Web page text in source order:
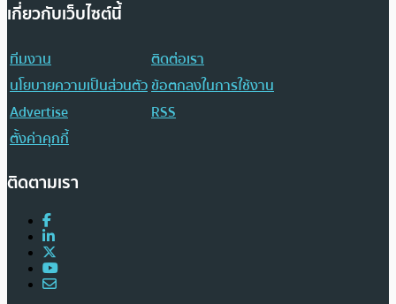
เกี่ยวกับเว็บไซต์นี้
ทีมงาน
ติดต่อเรา
นโยบายความเป็นส่วนตัวข้อตกลงในการใช้งาน
Advertise
RSS
ตั้งค่าคุกกี้
ติดตามเรา